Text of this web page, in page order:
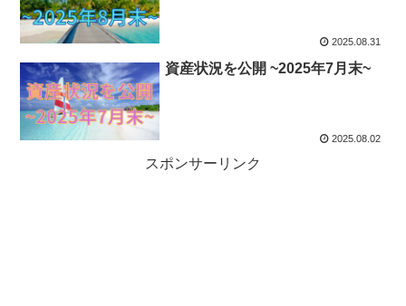
2025.08.31
資産状況を公開 ~2025年7月末~
2025.08.02
スポンサーリンク